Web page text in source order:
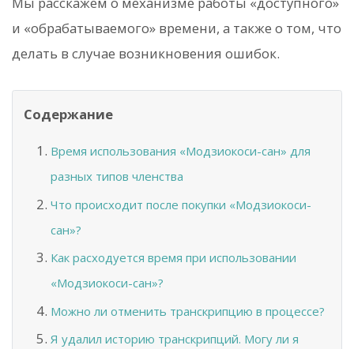
и «обрабатываемого» времени, а также о том, что
делать в случае возникновения ошибок.
Содержание
Время использования «Модзиокоси-сан» для
разных типов членства
Что происходит после покупки «Модзиокоси-
сан»?
Как расходуется время при использовании
«Модзиокоси-сан»?
Можно ли отменить транскрипцию в процессе?
Я удалил историю транскрипций. Могу ли я